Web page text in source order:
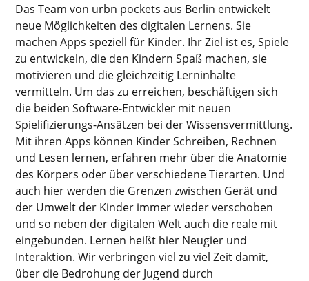
Das Team von urbn pockets aus Berlin entwickelt
neue Möglichkeiten des digitalen Lernens. Sie
machen Apps speziell für Kinder. Ihr Ziel ist es, Spiele
zu entwickeln, die den Kindern Spaß machen, sie
motivieren und die gleichzeitig Lerninhalte
vermitteln. Um das zu erreichen, beschäftigen sich
die beiden Software-Entwickler mit neuen
Spielifizierungs-Ansätzen bei der Wissensvermittlung.
Mit ihren Apps können Kinder Schreiben, Rechnen
und Lesen lernen, erfahren mehr über die Anatomie
des Körpers oder über verschiedene Tierarten. Und
auch hier werden die Grenzen zwischen Gerät und
der Umwelt der Kinder immer wieder verschoben
und so neben der digitalen Welt auch die reale mit
eingebunden. Lernen heißt hier Neugier und
Interaktion. Wir verbringen viel zu viel Zeit damit,
über die Bedrohung der Jugend durch